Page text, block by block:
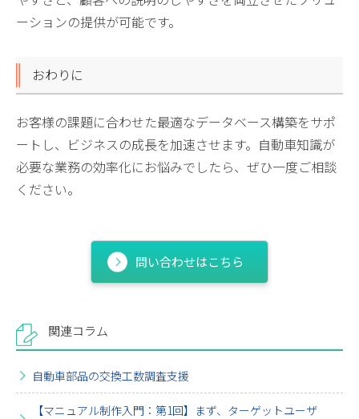
ーションの提供が可能です。
おわりに
お客様の課題に合わせた最適なデータベース構築をサポ
ートし、ビジネスの成長を加速させます。自動車知識が
必要な業務の効率化にお悩みでしたら、ぜひ一度ご相談
ください。
問い合わせはこちら
関連コラム
自動車部品の交換工数調査支援
【マニュアル制作入門：第1回】まず、ターゲットユーザ